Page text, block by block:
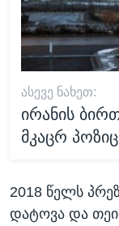
ᲐᲡᲔᲕᲔ ᲜᲐᲮᲔᲗ:
ირანის
მკაცრ
2018 წელს
დატოვა და